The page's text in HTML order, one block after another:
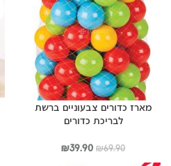
מארז כדורים צבעוניים ברשת
לבריכת כדורים
₪69.90
המחיר₪39.90
המחיר